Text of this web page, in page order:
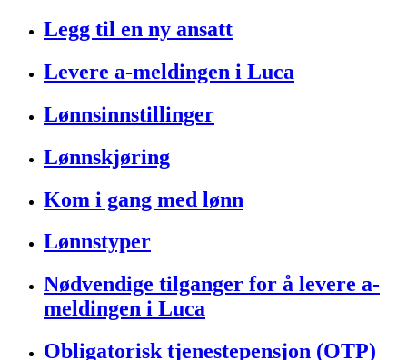
Legg til en ny ansatt
Levere a-meldingen i Luca
Lønnsinnstillinger
Lønnskjøring
Kom i gang med lønn
Lønnstyper
Nødvendige tilganger for å levere a-
meldingen i Luca
Obligatorisk tjenestepensjon (OTP)